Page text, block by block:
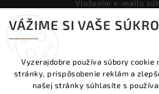
VÁŽIME SI VAŠE
Vyzerajdobre používa súbory cookie
stránky, prispôsobenie reklám a
našej stránky súhlasíte s
Copyright 2026Vyzeraj dobre.